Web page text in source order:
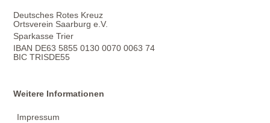
Deutsches Rotes Kreuz
Ortsverein Saarburg e.V.
Sparkasse Trier
IBAN DE63 5855 0130 0070 0063 74
BIC TRISDE55
Weitere Informationen
Impressum